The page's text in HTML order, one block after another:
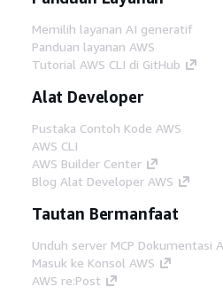
Memilih layanan AI generatif
Panduan layanan AWS
Tutorial AWS CLI di GitHub
Alat Developer
Pustaka Contoh Kode AWS
AWS CLI
AWS Builder Center
Blog Alat Developer AWS
Tautan Bermanfaat
Unduh server MCP Dokumentasi
Masuk ke Konsol AWS
AWS re:Post